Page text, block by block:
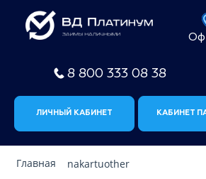
8 800 333 08 38
ЛИЧНЫЙ КАБИНЕТ КАБИНЕТ
Главная nakartuother